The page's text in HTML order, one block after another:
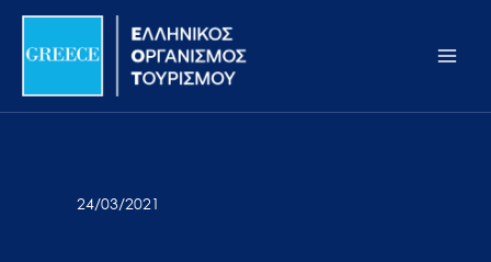
Σημείωση:
ιστότοπος
προσβασιμότητας.
Μετάβαση
περιεχόμενο
24/03/2021